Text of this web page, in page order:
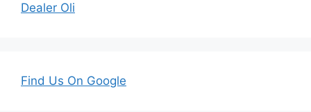
Dealer Oli
Find Us On Google